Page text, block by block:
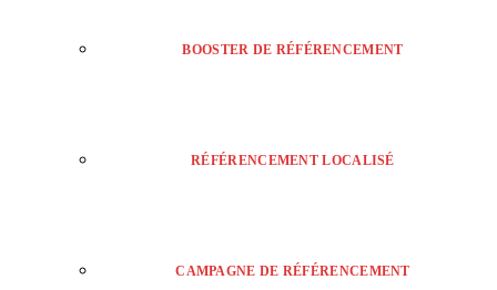
BOOSTER DE RÉFÉRENCEMENT
RÉFÉRENCEMENT LOCALISÉ
CAMPAGNE DE RÉFÉRENCEMENT